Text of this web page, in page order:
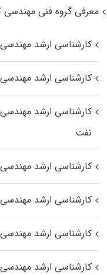
معرفی گروه فنی مهندسی
کارشناسی ارشد
کارشناسی ارشد مهندسی
کارشناسی ارشد مهندسی
نفت
کارشناسی ارشد
کارشناسی ارشد
کارشناسی ارشد
کارشناسی ارشد